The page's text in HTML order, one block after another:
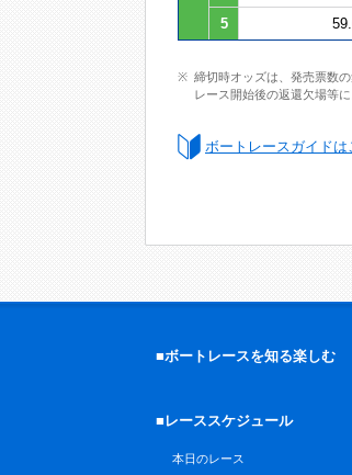
5
締切時オッズは、発売票数
レース開始後の返還欠場等
ボートレースガイドは
■ボートレースを知る楽しむ
■レーススケジュール
本日のレース